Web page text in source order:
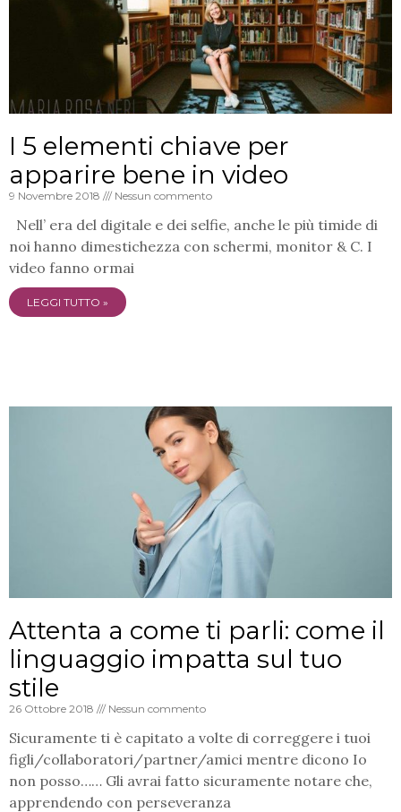
I 5 elementi chiave per
apparire bene in video
9 Novembre 2018 Nessun commento
Nell’ era del digitale e dei selfie, anche le più timide di
noi hanno dimestichezza con schermi, monitor & C. I
video fanno ormai
LEGGI TUTTO »
Attenta a come ti parli: come il
linguaggio impatta sul tuo
stile
26 Ottobre 2018 Nessun commento
Sicuramente ti è capitato a volte di correggere i tuoi
figli/collaboratori/partner/amici mentre dicono Io
non posso…… Gli avrai fatto sicuramente notare che,
apprendendo con perseveranza